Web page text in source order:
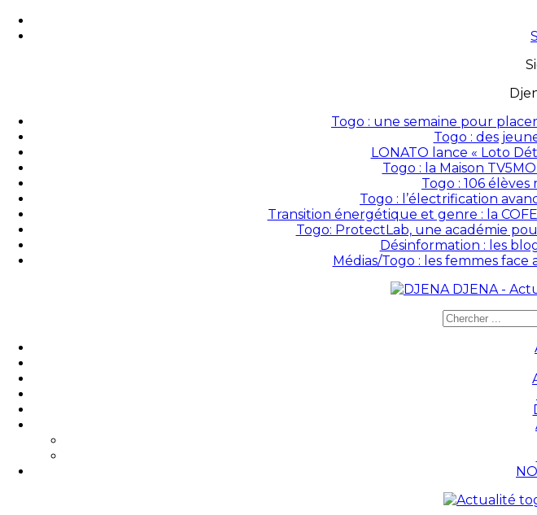
Togo : une semaine pour
Togo : des
LONATO lance « Loto
Togo : la Maison
Togo : 106
Togo : l’électrification
Transition énergétique et genre : la
Togo: ProtectLab, une académie
Désinformation : les
Médias/Togo : les femmes
DJENA -